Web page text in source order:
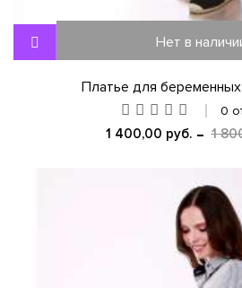
Нет в
Платье для
0
1 400,00 руб. 1